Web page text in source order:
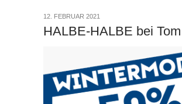
HALBE-HALBE bei
12. FEBRUAR 2021